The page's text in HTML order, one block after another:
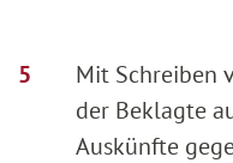
Mit Schreiben
der Beklagte
Auskünfte